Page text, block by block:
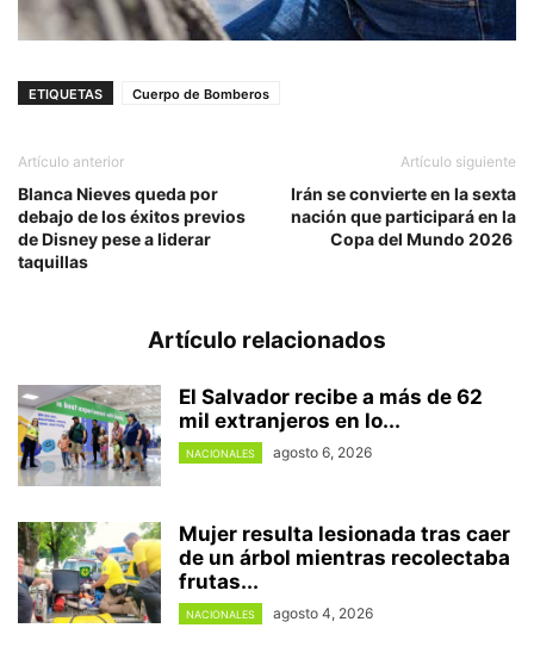
ETIQUETAS Cuerpo de Bomberos
Artículo anterior
Blanca Nieves queda por
debajo de los éxitos previos
de Disney pese a liderar
taquillas
Artículo siguiente
Irán se convierte en la sexta
nación que participará en la
Copa del Mundo 2026
Artículo relacionados
El Salvador recibe a más de 62
mil extranjeros en lo...
NACIONALES agosto 6, 2026
Mujer resulta lesionada tras caer
de un árbol mientras recolectaba
frutas...
NACIONALES agosto 4, 2026